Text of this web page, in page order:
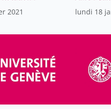
Gramozi
Hurstel
Isabella
2021
lundi 18